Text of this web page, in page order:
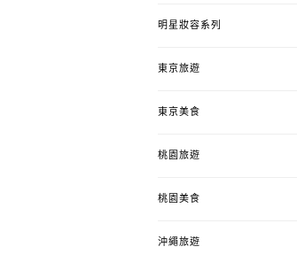
明星妝容系列
東京旅遊
東京美食
桃園旅遊
桃園美食
沖繩旅遊